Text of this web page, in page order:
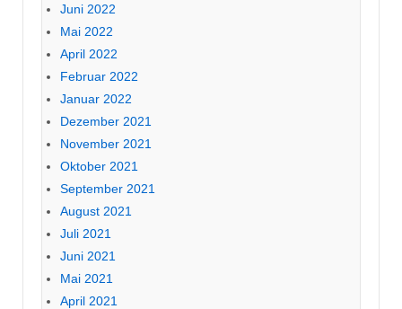
Juni 2022
Mai 2022
April 2022
Februar 2022
Januar 2022
Dezember 2021
November 2021
Oktober 2021
September 2021
August 2021
Juli 2021
Juni 2021
Mai 2021
April 2021